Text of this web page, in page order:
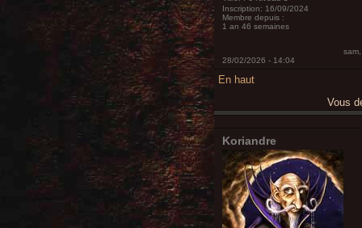
Inscription: 16/09/2024
Membre depuis :
1 an 46 semaines
sam,
28/02/2026 - 14:04
En haut
Vous
Koriandre